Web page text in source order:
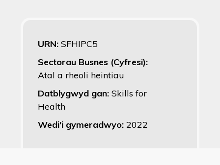
URN: SFHIPC5
Sectorau Busnes (Cyfresi):
Atal a rheoli heintiau
Datblygwyd gan: Skills for
Health
Wedi'i gymeradwyo: 2022